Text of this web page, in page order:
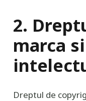
2.
marca
Dreptul de